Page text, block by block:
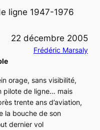
ligne 1947-1976
22 décembre 2005
Frédéric Marsaly
orage, sans visibilité,
pilote de ligne… mais
trente ans d’aviation,
la bouche de son
dernier vol